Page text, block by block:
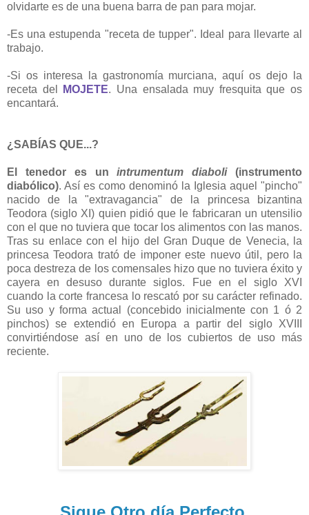
olvidarte es de una buena barra de pan para mojar.
-Es una estupenda "receta de tupper". Ideal para llevarte al
trabajo.
-Si os interesa la gastronomía murciana, aquí os dejo la
receta del
MOJETE. Una ensalada muy fresquita que os
encantará.
¿SABÍAS QUE...?
El tenedor es unintrumentum diaboli(instrumento
diabólico). Así es como denominó la Iglesia aquel "pincho"
nacido de la "extravagancia" de la princesa bizantina
Teodora (siglo XI) quien pidió que le fabricaran un utensilio
con el que no tuviera que tocar los alimentos con las manos.
Tras su enlace con el hijo del Gran Duque de Venecia, la
princesa Teodora trató de imponer este nuevo útil, pero la
poca destreza de los comensales hizo que no tuviera éxito y
cayera en desuso durante siglos. Fue en el siglo XVI
cuando la corte francesa lo rescató por su carácter refinado.
Su uso y forma actual (concebido inicialmente con 1 ó 2
pinchos) se extendió en Europa a partir del siglo XVIII
convirtiéndose así en uno de los cubiertos de uso más
reciente.